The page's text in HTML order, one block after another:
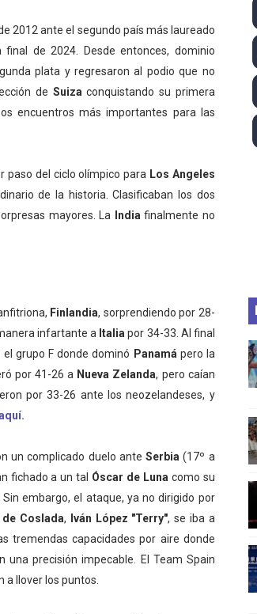
Utah Talons son bicampeonas de la AUSL
City, Estados Unidos) - Miquel Travé
entra en el selecto grupo de los
en Hungría su primera victoria
2012 ante el segundo país más laureado
de 2024. Desde entonces, dominio
plata y regresaron al podio que no
de Suiza conquistando su primera
encuentros más importantes para las
paso del ciclo olímpico para Los Angeles
de la historia. Clasificaban los dos
mayores. La
India finalmente no
Finlandia, sorprendiendo por 28-
infartante a Italia por 34-33. Al final
grupo F donde dominó Panamá pero la
por 41-26 a Nueva Zelanda, pero caían
por 33-26 ante los neozelandeses, y
un complicado duelo anteSerbia (17º a
fichado a un tal Óscar de Luna como su
embargo, el ataque, ya no dirigido por
Coslada, Iván López "Terry", se iba a
tremendas capacidades por aire donde
precisión impecable. El Team Spain
llover los puntos.